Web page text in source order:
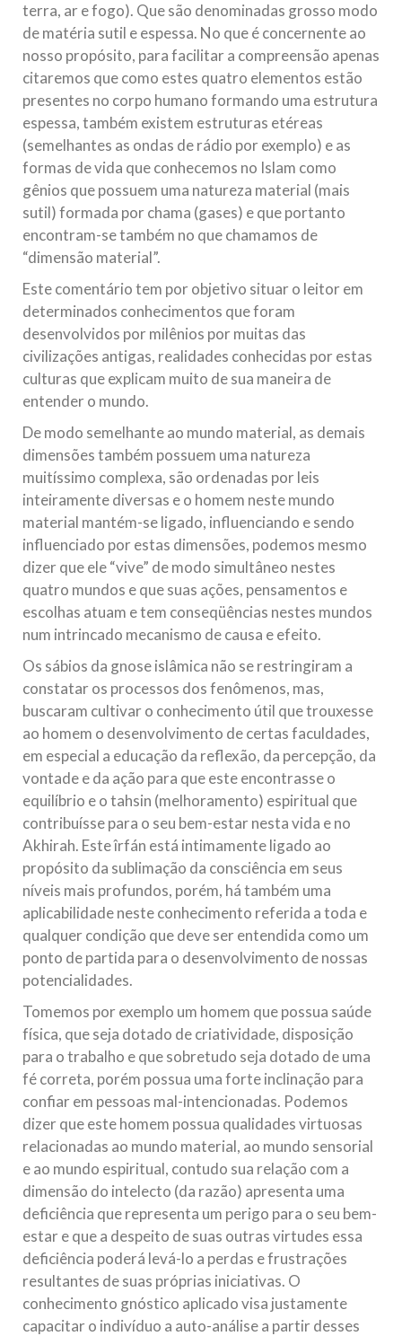
terra, ar e fogo). Que são denominadas grosso modo
de matéria sutil e espessa. No que é concernente ao
nosso propósito, para facilitar a compreensão apenas
citaremos que como estes quatro elementos estão
presentes no corpo humano formando uma estrutura
espessa, também existem estruturas etéreas
(semelhantes as ondas de rádio por exemplo) e as
formas de vida que conhecemos no Islam como
gênios que possuem uma natureza material (mais
sutil) formada por chama (gases) e que portanto
encontram-se também no que chamamos de
“dimensão material”.
Este comentário tem por objetivo situar o leitor em
determinados conhecimentos que foram
desenvolvidos por milênios por muitas das
civilizações antigas, realidades conhecidas por estas
culturas que explicam muito de sua maneira de
entender o mundo.
De modo semelhante ao mundo material, as demais
dimensões também possuem uma natureza
muitíssimo complexa, são ordenadas por leis
inteiramente diversas e o homem neste mundo
material mantém-se ligado, influenciando e sendo
influenciado por estas dimensões, podemos mesmo
dizer que ele “vive” de modo simultâneo nestes
quatro mundos e que suas ações, pensamentos e
escolhas atuam e tem conseqüências nestes mundos
num intrincado mecanismo de causa e efeito.
Os sábios da gnose islâmica não se restringiram a
constatar os processos dos fenômenos, mas,
buscaram cultivar o conhecimento útil que trouxesse
ao homem o desenvolvimento de certas faculdades,
em especial a educação da reflexão, da percepção, da
vontade e da ação para que este encontrasse o
equilíbrio e o tahsin (melhoramento) espiritual que
contribuísse para o seu bem-estar nesta vida e no
Akhirah. Este îrfán está intimamente ligado ao
propósito da sublimação da consciência em seus
níveis mais profundos, porém, há também uma
aplicabilidade neste conhecimento referida a toda e
qualquer condição que deve ser entendida como um
ponto de partida para o desenvolvimento de nossas
potencialidades.
Tomemos por exemplo um homem que possua saúde
física, que seja dotado de criatividade, disposição
para o trabalho e que sobretudo seja dotado de uma
fé correta, porém possua uma forte inclinação para
confiar em pessoas mal-intencionadas. Podemos
dizer que este homem possua qualidades virtuosas
relacionadas ao mundo material, ao mundo sensorial
e ao mundo espiritual, contudo sua relação com a
dimensão do intelecto (da razão) apresenta uma
deficiência que representa um perigo para o seu bem-
estar e que a despeito de suas outras virtudes essa
deficiência poderá levá-lo a perdas e frustrações
resultantes de suas próprias iniciativas. O
conhecimento gnóstico aplicado visa justamente
capacitar o indivíduo a auto-análise a partir desses